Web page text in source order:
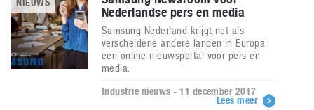
Nederlandse pers en media
Samsung Nederland krijgt net als
verscheidene andere landen in Europa
een online nieuwsportal voor pers en
media.
Industrie nieuws - 11 december 2017
Lees meer